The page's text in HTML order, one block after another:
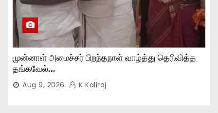
முன்னாள் அமைச்சர் பிறந்தநாள் வாழ்த்து தெரிவித்த
தங்கவேல்..,
Aug 9, 2026 K Kaliraj